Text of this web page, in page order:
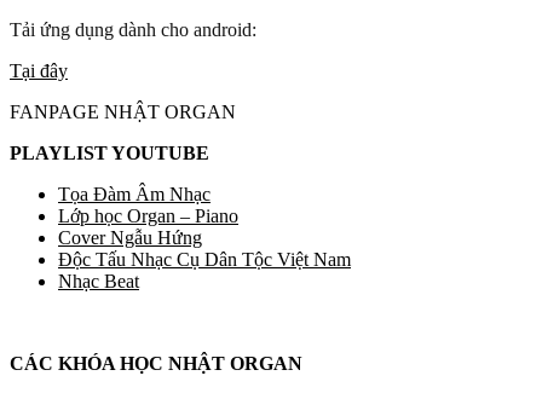
Tải ứng dụng dành cho android:
Tại đây
FANPAGE NHẬT ORGAN
PLAYLIST YOUTUBE
Tọa Đàm Âm Nhạc
Lớp học Organ – Piano
Cover Ngẫu Hứng
Độc Tấu Nhạc Cụ Dân Tộc Việt Nam
Nhạc Beat
CÁC KHÓA HỌC NHẬT ORGAN